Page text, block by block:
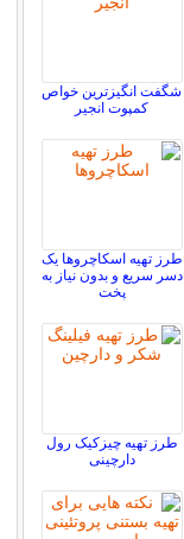
شگفت انگیزترین خواص
کمپوت انجیر
طرز تهیه اسکاچروها یک
دسر سریع و بدون نیاز به
پخت
طرز تهیه چیزکیک رول
دارچینی